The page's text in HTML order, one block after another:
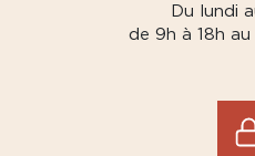
Du lundi
de 9h à 18h au